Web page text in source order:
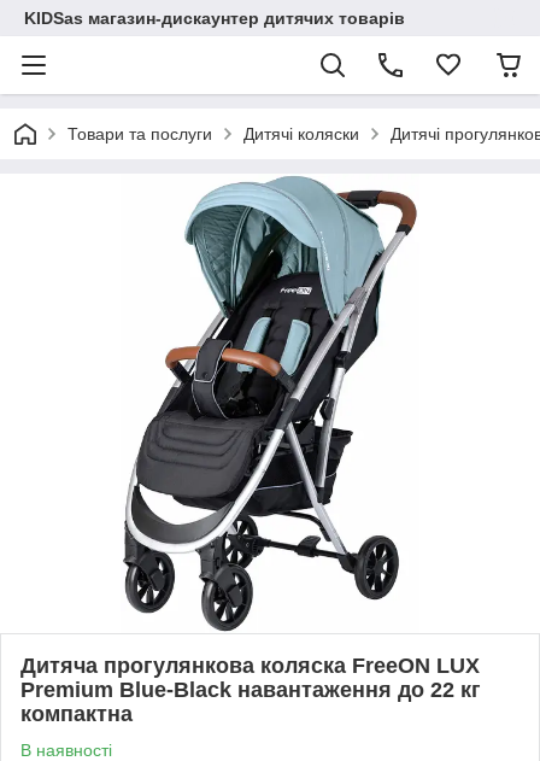
KIDSas магазин-дискаунтер дитячих товарів
Товари та послуги Дитячі коляски Дитячі
Дитяча прогулянкова коляска FreeON LUX
Premium Blue-Black навантаження до 22 кг
компактна
В наявності